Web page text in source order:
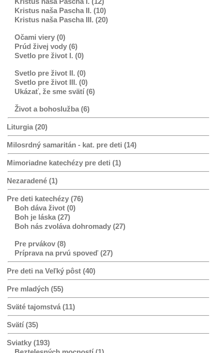
Kristus naša Pascha II. (10)
Kristus naša Pascha III. (20)
Očami viery (0)
Prúd živej vody (6)
Svetlo pre život I. (0)
Svetlo pre život II. (0)
Svetlo pre život III. (0)
Ukázať, že sme svätí (6)
Život a bohoslužba (6)
Liturgia (20)
Milosrdný samaritán - kat. pre deti (14)
Mimoriadne katechézy pre deti (1)
Nezaradené (1)
Pre deti katechézy (76)
Boh dáva život (0)
Boh je láska (27)
Boh nás zvoláva dohromady (27)
Pre prvákov (8)
Príprava na prvú spoveď (27)
Pre deti na Veľký pôst (40)
Pre mladých (55)
Sväté tajomstvá (11)
Svätí (35)
Sviatky (193)